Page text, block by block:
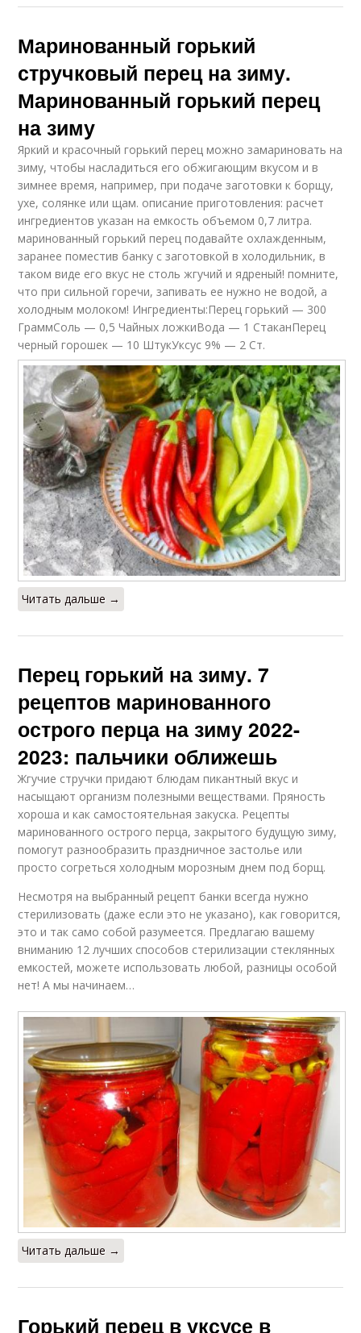
Маринованный горький
стручковый перец на зиму.
Маринованный горький перец
на зиму
Яркий и красочный горький перец можно замариновать на
зиму, чтобы насладиться его обжигающим вкусом и в
зимнее время, например, при подаче заготовки к борщу,
ухе, солянке или щам. описание приготовления: расчет
ингредиентов указан на емкость объемом 0,7 литра.
маринованный горький перец подавайте охлажденным,
заранее поместив банку с заготовкой в холодильник, в
таком виде его вкус не столь жгучий и ядреный! помните,
что при сильной горечи, запивать ее нужно не водой, а
холодным молоком! Ингредиенты:Перец горький — 300
ГраммСоль — 0,5 Чайных ложкиВода — 1 СтаканПерец
черный горошек — 10 ШтукУксус 9% — 2 Ст.
Читать дальше →
Перец горький на зиму. 7
рецептов маринованного
острого перца на зиму 2022-
2023: пальчики оближешь
Жгучие стручки придают блюдам пикантный вкус и
насыщают организм полезными веществами. Пряность
хороша и как самостоятельная закуска. Рецепты
маринованного острого перца, закрытого будущую зиму,
помогут разнообразить праздничное застолье или
просто согреться холодным морозным днем под борщ.
Несмотря на выбранный рецепт банки всегда нужно
стерилизовать (даже если это не указано), как говорится,
это и так само собой разумеется. Предлагаю вашему
вниманию 12 лучших способов стерилизации стеклянных
емкостей, можете использовать любой, разницы особой
нет! А мы начинаем…
Читать дальше →
Горький перец в уксусе в